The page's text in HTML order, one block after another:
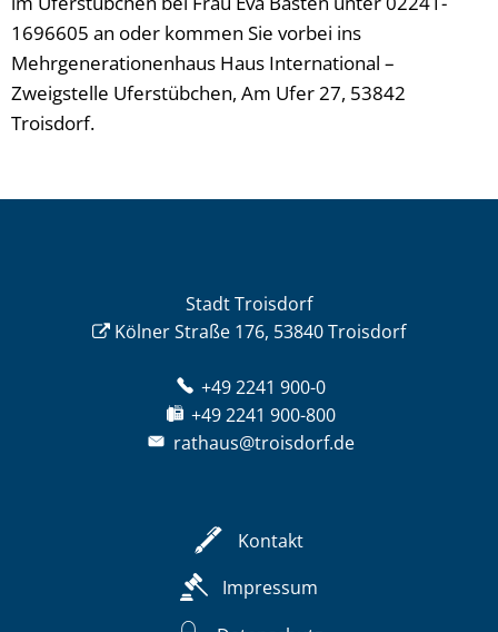
1696605 an oder kommen Sie vorbei ins
Mehrgenerationenhaus Haus International –
Zweigstelle Uferstübchen, Am Ufer 27, 53842
Troisdorf.
Stadt Troisdorf
Kölner Straße 176, 53840 Troisdorf
+49 2241 900-0
+49 2241 900-800
rathaus@troisdorf.de
Kontakt
Impressum